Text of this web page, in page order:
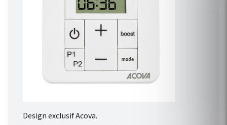
Design exclusif Acova.